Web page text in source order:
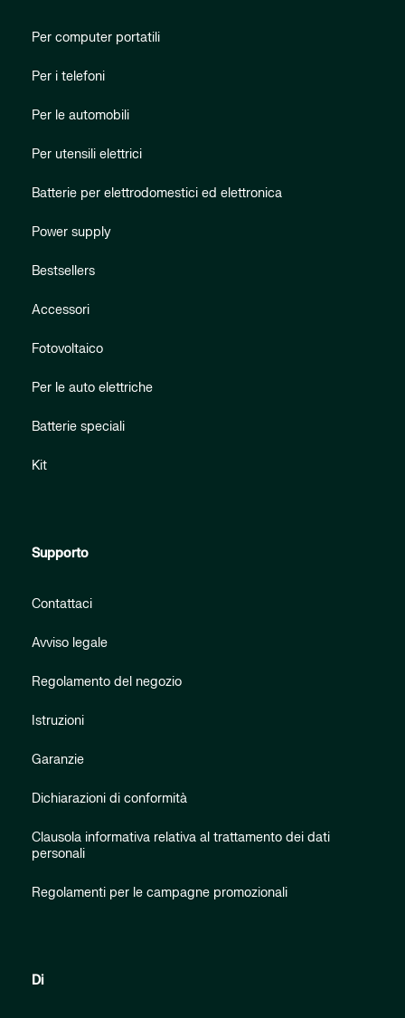
Per computer portatili
Per i telefoni
Per le automobili
Per utensili elettrici
Batterie per elettrodomestici ed elettronica
Power supply
Bestsellers
Accessori
Fotovoltaico
Per le auto elettriche
Batterie speciali
Kit
Supporto
Contattaci
Avviso legale
Regolamento del negozio
Istruzioni
Garanzie
Dichiarazioni di conformità
Clausola informativa relativa al trattamento dei dati
personali
Regolamenti per le campagne promozionali
Di